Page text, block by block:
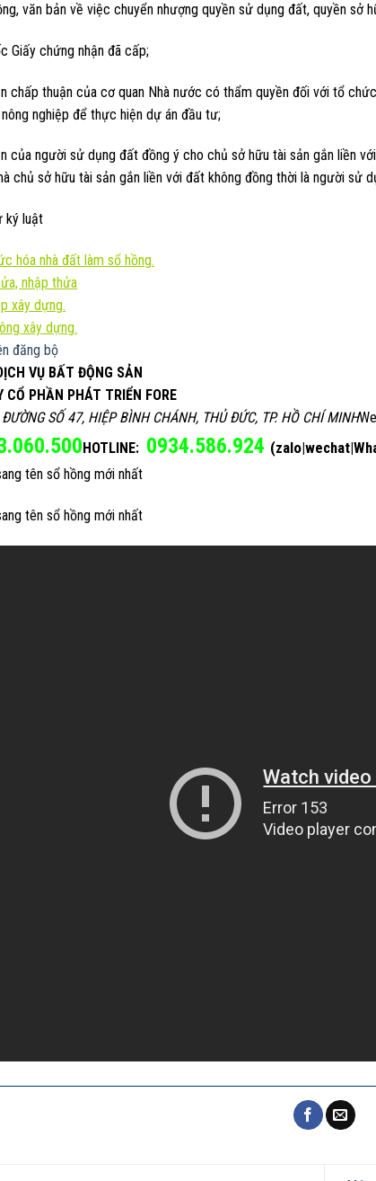
văn bản về việc chuyển nhượng quyền sử dụng đất, quyền sở
Giấy chứng nhận đã cấp;
chấp thuận của cơ quan Nhà nước có thẩm quyền đối với tổ
nghiệp để thực hiện dự án đầu tư;
của người sử dụng đất đồng ý cho chủ sở hữu tài sản gắn liền
chủ sở hữu tài sản gắn liền với đất không đồng thời là người sử
ký luật
hóa nhà đất làm sổ hồng.
nhập thửa
xây dựng.
xây dựng.
đăng bộ
VỤ BẤT ĐỘNG SẢN
CỔ PHẦN PHÁT TRIỂN FORE
SỐ 47, HIỆP BÌNH CHÁNH, THỦ ĐỨC, TP. HỒ CHÍ MINH
HOTLINE: 0934.586.924
tên sổ hồng mới nhất
tên sổ hồng mới nhất